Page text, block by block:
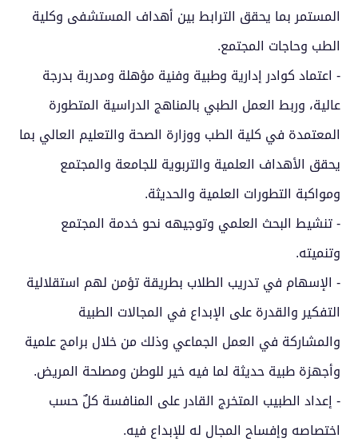
المستمر بما يحقق الترابط بين أهداف المستشفى وكلية
الطب وحاجات المجتمع.
- اعتماد كوادر إدارية وطبية وفنية مؤهلة ومدربة بدرجة
عالية، وربط العمل الطبي بالمناهج الدراسية المتطورة
المعتمدة في كلية الطب ووزارة الصحة والتعليم العالي بما
يحقق الأهداف العلمية والتربوية للجامعة والمجتمع
ومواكبة التطورات العلمية والحديثة.
- تنشيط البحث العلمي وتوجيهه نحو خدمة المجتمع
وتنميته.
- الإسهام في تدريب الطلاب بطريقة تؤمن لهم استقلالية
التفكير والقدرة على الإبداع في المجالات الطبية
والمشاركة في العمل الجماعي وذلك من خلال برامج علمية
وأجهزة طبية حديثة لما فيه خير للوطن ومصلحة المريض.
- إعداد الطبيب المتخرج القادر على المنافسة كلٌ حسب
اختصاصه وإفساح المجال له للإبداع فيه.